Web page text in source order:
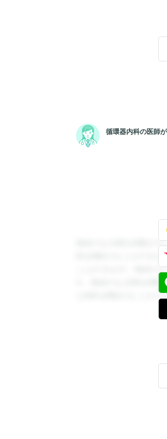
循環器内科の医師
登録すると回答を閲覧す
答を閲覧することができ
ことができます。登録す
す。登録すると回答を閲
と回答を閲覧することがで